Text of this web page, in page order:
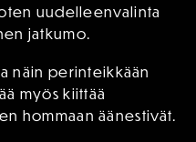
uudelleenvalinta
jatkumo.
näin perinteikkään
myös kiittää
hommaan äänestivät.